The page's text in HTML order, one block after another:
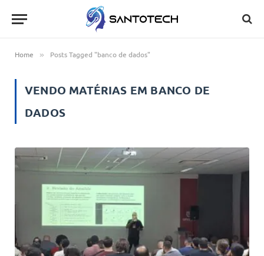
Home » Posts Tagged "banco de dados"
VENDO MATÉRIAS EM BANCO DE
DADOS